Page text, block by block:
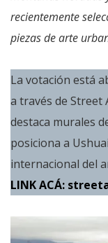
recientemente
piezas de arte
La votación está
a través de Street
destaca murales
posiciona a
internacional del
LINK ACÁ: